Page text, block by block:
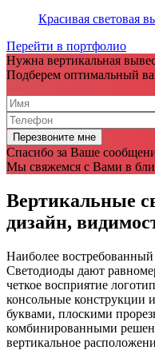
Красивая световая
Перейти в портфолио
Нужна вертикальная
Подберем оптимальный
Спасибо за Ваше
Мы свяжемся с Вами в
Вертикальные
дизайн,
Наиболее
Светодиоды дают
четкое восприятие
консольные конструкции
буквами, плоскими
комбинированными
вертикальное